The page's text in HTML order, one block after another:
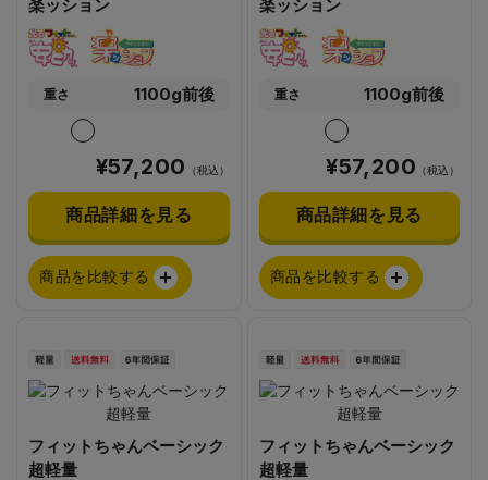
楽ッション
重さ 1100g前後
¥57,200 （税込）
商品詳細を見る
商品を比較する
楽ッション
重さ 1100g前後
¥57,200 （税込）
商品詳細を見る
商品を比較する
フィットちゃんベーシック
超軽量
フィットちゃんベーシック
超軽量